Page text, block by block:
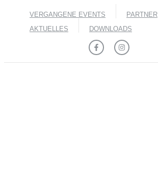
springen
VERGANGENE EVENTS
PARTNER
AKTUELLES
DOWNLOADS